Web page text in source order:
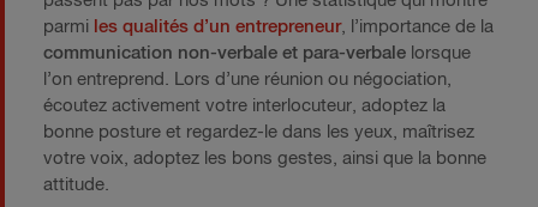
parmi les qualités d’un entrepreneur, l’importance de la
communication non-verbale et para-verbale lorsque
l’on entreprend. Lors d’une réunion ou négociation,
écoutez activement votre interlocuteur, adoptez la
bonne posture et regardez-le dans les yeux, maîtrisez
votre voix, adoptez les bons gestes, ainsi que la bonne
attitude.